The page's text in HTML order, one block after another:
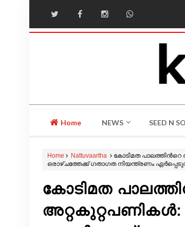
Home NEWS SEED N
Home Nattuvaartha
കോടിമത
ഒരാഴ്ചത്തേക്ക് ഗതാഗത നിയന്ത്രണം
കോടിമത
അറ്റകുറ്റപണികൾ: